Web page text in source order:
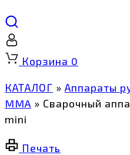
Корзина 0
КАТАЛОГ » Аппараты
MMA » Сварочный
mini
Печать